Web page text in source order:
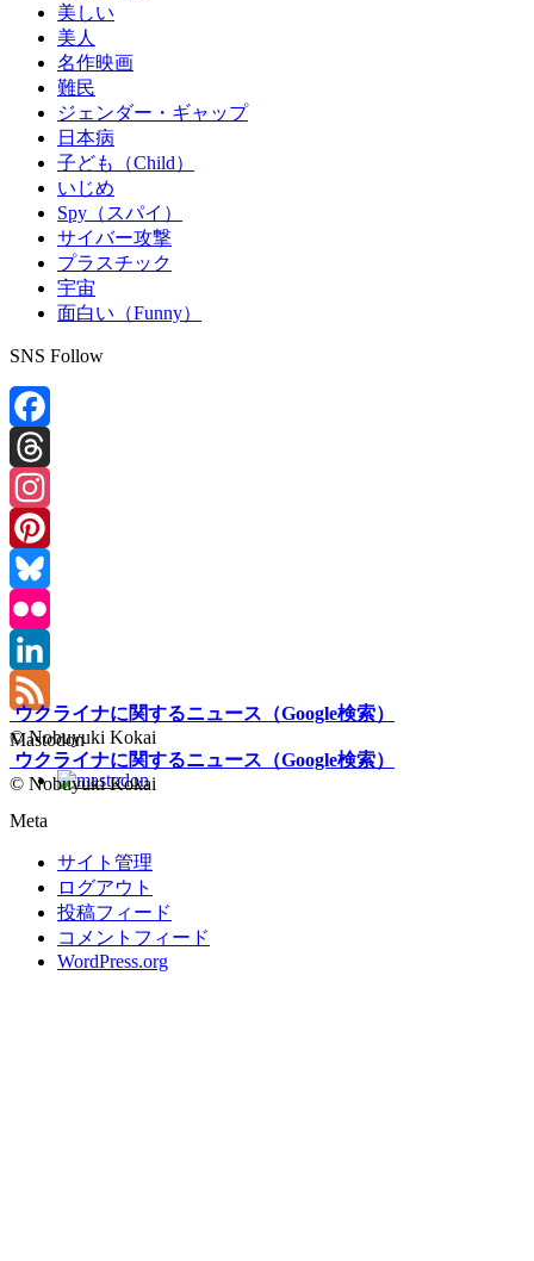
美しい
美人
名作映画
難民
ジェンダー・ギャップ
日本病
子ども（Child）
いじめ
Spy（スパイ）
サイバー攻撃
プラスチック
宇宙
面白い（Funny）
SNS Follow
Facebook
Threads
Instagram
Pinterest
Bluesky
Flickr
LinkedIn
Feed
Mastodon
Meta
サイト管理
ログアウト
投稿フィード
コメントフィード
WordPress.org
ウクライナに関するニュース（Google検索）
© Nobuyuki Kokai
ウクライナに関するニュース（Google検索）
© Nobuyuki Kokai